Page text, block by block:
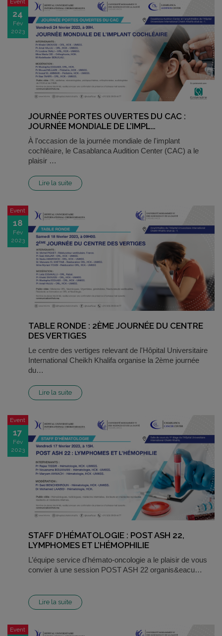
24
Fév
2023
JOURNÉE PORTES OUVERTES DU CAC :
JOURNÉE MONDIALE DE L’IMPL…
À l'occasion de la journée mondiale de l'implant
cochléaire, le Casablanca Audition Center (CAC) a le
plaisir …
Lire la suite
Event
18
Fév
2023
TABLE RONDE : 2ÈME JOURNÉE DU CENTRE
DES VERTIGES
Le centre des vertiges relevant de l'Hôpital Universitaire
International Cheikh Khalifa organise la 2ème journée
du…
Lire la suite
Event
17
Fév
2023
STAFF D’HÉMATOLOGIE : POST ASH 22,
LYMPHOMES ET L’HÉMOPHILIE
L’équipe service d'hémato-oncologie a le plaisir de vous
convier à une session POST ASH 22 organis&eacu…
Lire la suite
Event